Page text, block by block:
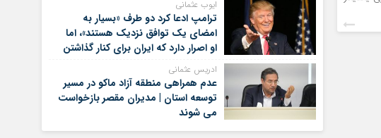
ایوب عثمانی
ترامپ ادعا کرد دو طرف «بسیار به
امضای یک توافق نزدیک هستند»، اما
او اصرار دارد که ایران برای کنار گذاشتن
برنامه‌های هسته‌ای خود گام‌های
بیشتری بردارد
ادریس عثمانی
عدم همراهی منطقه آزاد ماکو در مسیر
توسعه استان | مدیران مقصر بازخواست
می شوند